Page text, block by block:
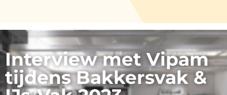
Interview met Vipam
tijdens Bakkersvak &